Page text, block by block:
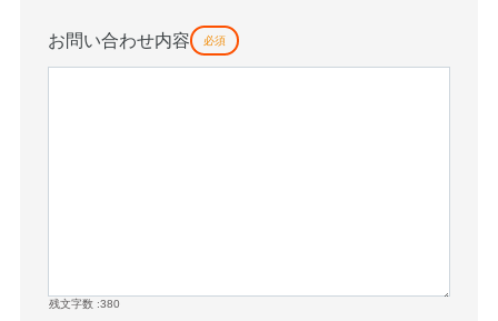
お問い合わせ内容 必須
残文字数 :380